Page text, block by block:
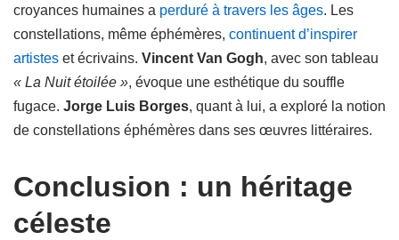
croyances humaines a perduré à travers les âges. Les
constellations, même éphémères, continuent d’inspirer
artistes et écrivains. Vincent Van Gogh, avec son tableau
« La Nuit étoilée », évoque une esthétique du souffle
fugace. Jorge Luis Borges, quant à lui, a exploré la notion
de constellations éphémères dans ses œuvres littéraires.
Conclusion : un héritage
céleste